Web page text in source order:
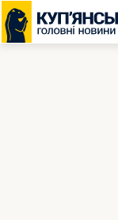
Перейти
до
вмісту